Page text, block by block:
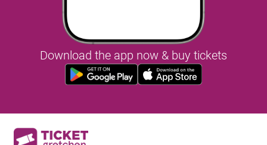
Download the app now & buy tickets